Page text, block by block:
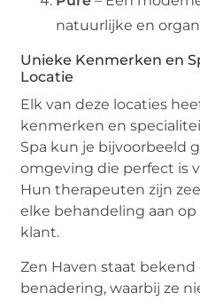
natuurlijke en
Unieke Kenmerken en
Locatie
Elk van deze locaties
kenmerken en
Spa kun je bijvoorbeeld
omgeving die perfect is
Hun therapeuten zijn
elke behandeling aan
klant.
Zen Haven staat
benadering, waarbij ze